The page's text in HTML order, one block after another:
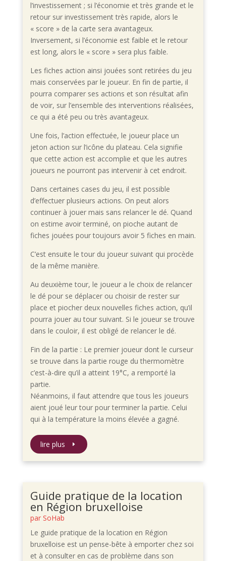
l’investissement ; si l’économie et très grande et le
retour sur investissement très rapide, alors le
« score » de la carte sera avantageux.
Inversement, si l’économie est faible et le retour
est long, alors le « score » sera plus faible.
Les fiches action ainsi jouées sont retirées du jeu
mais conservées par le joueur. En fin de partie, il
pourra comparer ses actions et son résultat afin
de voir, sur l’ensemble des interventions réalisées,
ce qui a été peu ou très avantageux.
Une fois, l’action effectuée, le joueur place un
jeton action sur l’icône du plateau. Cela signifie
que cette action est accomplie et que les autres
joueurs ne pourront pas intervenir à cet endroit.
Dans certaines cases du jeu, il est possible
d’effectuer plusieurs actions. On peut alors
continuer à jouer mais sans relancer le dé. Quand
on estime avoir terminé, on pioche autant de
fiches jouées pour toujours avoir 5 fiches en main.
C’est ensuite le tour du joueur suivant qui procède
de la même manière.
Au deuxième tour, le joueur a le choix de relancer
le dé pour se déplacer ou choisir de rester sur
place et piocher deux nouvelles fiches action, qu’il
pourra jouer au tour suivant. Si le joueur se trouve
dans le couloir, il est obligé de relancer le dé.
Fin de la partie : Le premier joueur dont le curseur
se trouve dans la partie rouge du thermomètre
c’est-à-dire qu’il a atteint 19°C, a remporté la
partie.
Néanmoins, il faut attendre que tous les joueurs
aient joué leur tour pour terminer la partie. Celui
qui à la température la moins élevée a gagné.
lire plus
Guide pratique de la location
en Région bruxelloise
par SoHab
Le guide pratique de la location en Région
bruxelloise est un pense-bête à emporter chez soi
et à consulter en cas de problème dans son